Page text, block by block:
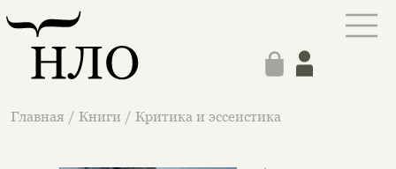
Главная / Книги / Критика и эссеистика